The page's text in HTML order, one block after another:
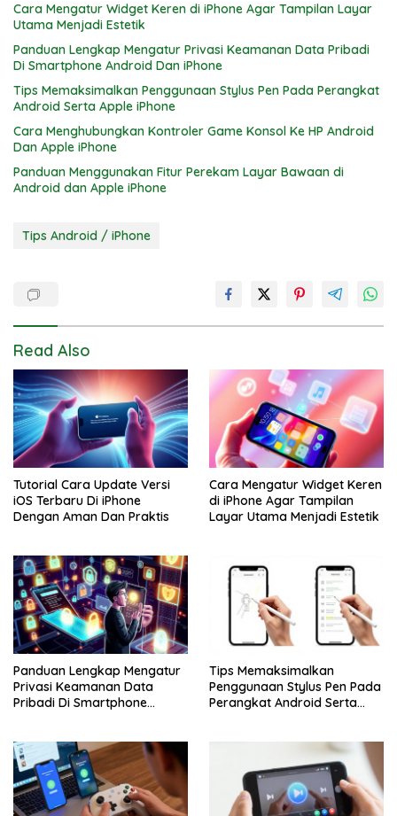
Cara Mengatur Widget Keren di iPhone Agar Tampilan Layar
Utama Menjadi Estetik
Panduan Lengkap Mengatur Privasi Keamanan Data Pribadi
Di Smartphone Android Dan iPhone
Tips Memaksimalkan Penggunaan Stylus Pen Pada Perangkat
Android Serta Apple iPhone
Cara Menghubungkan Kontroler Game Konsol Ke HP Android
Dan Apple iPhone
Panduan Menggunakan Fitur Perekam Layar Bawaan di
Android dan Apple iPhone
Tips Android / iPhone
Read Also
Tutorial Cara Update Versi
iOS Terbaru Di iPhone
Dengan Aman Dan Praktis
Cara Mengatur Widget Keren
di iPhone Agar Tampilan
Layar Utama Menjadi Estetik
Panduan Lengkap Mengatur
Privasi Keamanan Data
Pribadi Di Smartphone
Tips Memaksimalkan
Penggunaan Stylus Pen Pada
Perangkat Android Serta